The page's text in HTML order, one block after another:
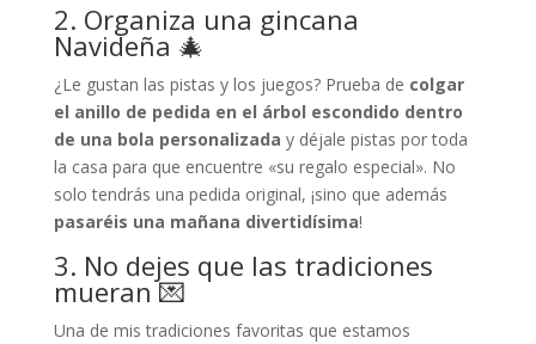
2. Organiza una gincana
Navideña 🎄
¿Le gustan las pistas y los juegos? Prueba de colgar
el anillo de pedida en el árbol escondido dentro
de una bola personalizada y déjale pistas por toda
la casa para que encuentre «su regalo especial». No
solo tendrás una pedida original, ¡sino que además
pasaréis una mañana divertidísima!
3. No dejes que las tradiciones
mueran 💌
Una de mis tradiciones favoritas que estamos